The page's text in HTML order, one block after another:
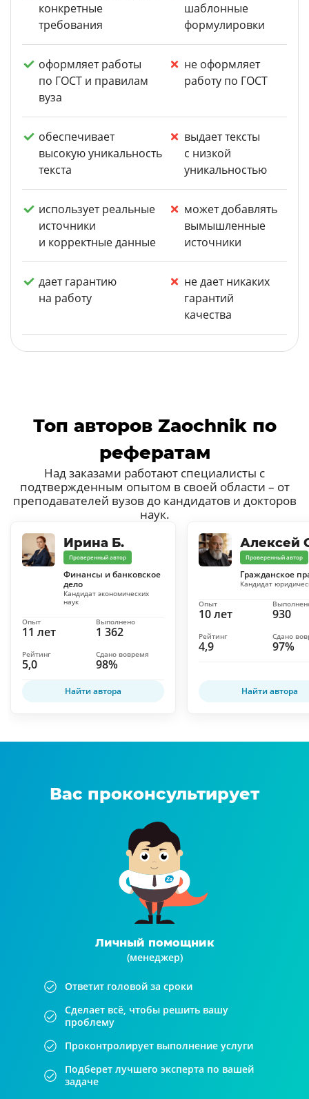
конкретные
требования
шаблонные
формулировки
оформляет работы
по ГОСТ и правилам
вуза
не оформляет
работу по ГОСТ
обеспечивает
высокую уникальность
текста
выдает тексты
с низкой
уникальностью
использует реальные
источники
и корректные данные
может добавлять
вымышленные
источники
дает гарантию
на работу
не дает никаких
гарантий
качества
Топ авторов Zaochnik по
рефератам
Над заказами работают специалисты с
подтвержденным опытом в своей области – от
преподавателей вузов до кандидатов и докторов
наук.
Ирина Б.
Проверенный автор
Финансы и банковское
дело
Кандидат экономических
наук
11 лет
Опыт
1 362
Выполнено
5,0
Рейтинг
98%
Сдано вовремя
Найти автора
Алексей
Проверенный автор
Гражданское
Кандидат
10 лет
Опыт
930
4,9
Рейтинг
97%
Сдано
Найти автора
Вас проконсультирует
Личный помощник
(менеджер)
Ответит головой за сроки
Сделает всё, чтобы решить вашу
проблему
Проконтролирует выполнение услуги
Подберет лучшего эксперта по вашей
задаче